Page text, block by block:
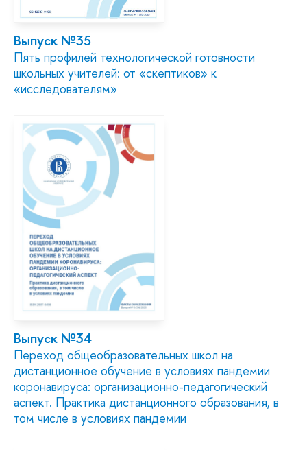
Выпуск №35
Пять профилей технологической готовности
школьных учителей: от «скептиков» к
«исследователям»
Выпуск №34
Переход общеобразовательных школ на
дистанционное обучение в условиях пандемии
коронавируса: организационно-педагогический
аспект. Практика дистанционного образования, в
том числе в условиях пандемии